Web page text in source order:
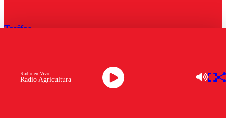
Radio Agricultura
Radio en Vivo
Tarifas